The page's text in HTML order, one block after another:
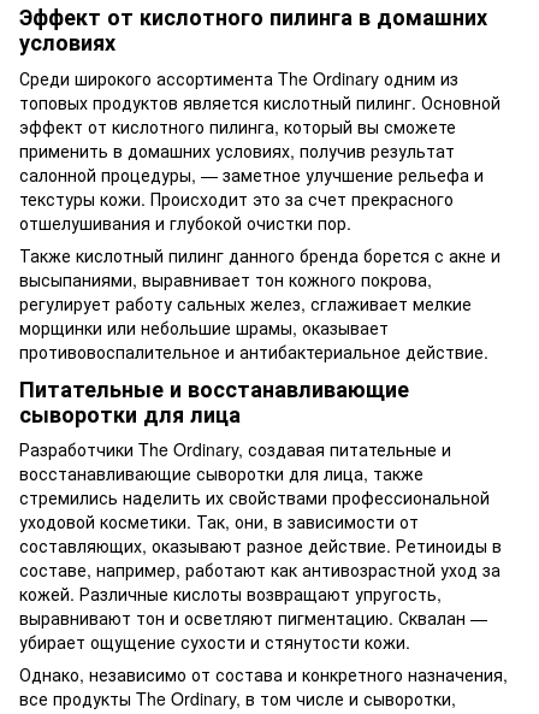
Эффект от кислотного пилинга в домашних
условиях
Среди широкого ассортимента The Ordinary одним из
топовых продуктов является кислотный пилинг. Основной
эффект от кислотного пилинга, который вы сможете
применить в домашних условиях, получив результат
салонной процедуры, — заметное улучшение рельефа и
текстуры кожи. Происходит это за счет прекрасного
отшелушивания и глубокой очистки пор.
Также кислотный пилинг данного бренда борется с акне и
высыпаниями, выравнивает тон кожного покрова,
регулирует работу сальных желез, сглаживает мелкие
морщинки или небольшие шрамы, оказывает
противовоспалительное и антибактериальное действие.
Питательные и восстанавливающие
сыворотки для лица
Разработчики The Ordinary, создавая питательные и
восстанавливающие сыворотки для лица, также
стремились наделить их свойствами профессиональной
уходовой косметики. Так, они, в зависимости от
составляющих, оказывают разное действие. Ретиноиды в
составе, например, работают как антивозрастной уход за
кожей. Различные кислоты возвращают упругость,
выравнивают тон и осветляют пигментацию. Сквалан —
убирает ощущение сухости и стянутости кожи.
Однако, независимо от состава и конкретного назначения,
все продукты The Ordinary, в том числе и сыворотки,